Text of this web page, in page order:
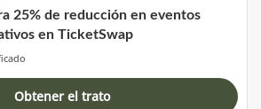
25% de reducción en eventos
en TicketSwap
Obtener el trato